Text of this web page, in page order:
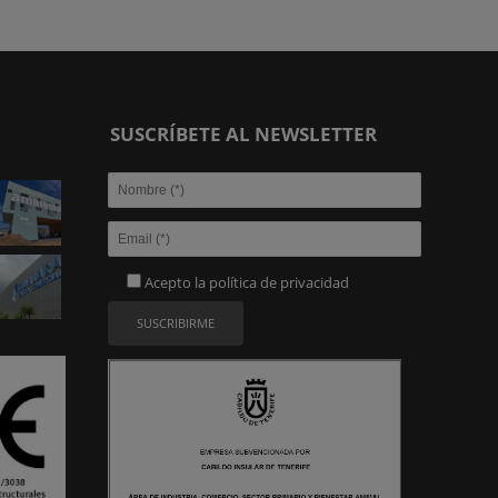
SUSCRÍBETE AL NEWSLETTER
Acepto la política de privacidad